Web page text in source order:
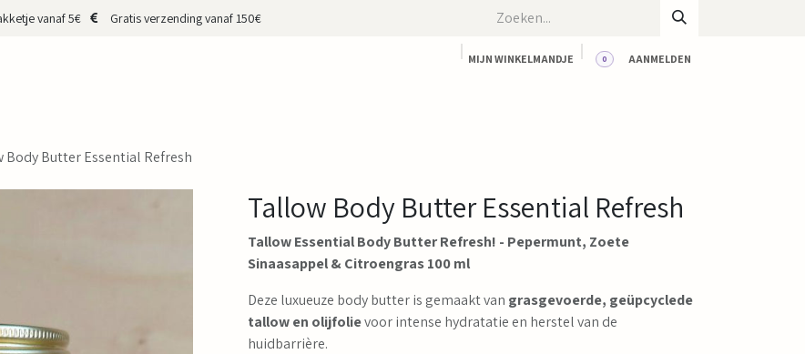
vanaf 5€ Gratis verzending vanaf 150€
MIJN WINKELMANDJE 0 AANMELDEN
Body Butter Essential Refresh
Tallow Body Butter Essential Refresh
Tallow Essential Body Butter Refresh! - Pepermunt, Zoete
Sinaasappel & Citroengras 100 ml
Deze luxueuze body butter is gemaakt van grasgevoerde, geüpcyclede
tallow en olijfolievoor intense hydratatie en herstel van de
huidbarrière.